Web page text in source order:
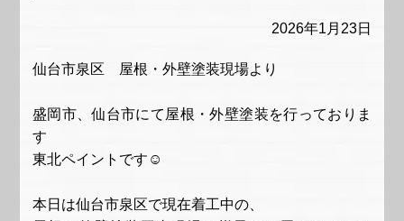
2026年1月23日
仙台市泉区 屋根・外壁塗装現場より
盛岡市、仙台市にて屋根・外壁塗装を行っておりま
す
東北ペイントです☺
本日は仙台市泉区で現在着工中の、